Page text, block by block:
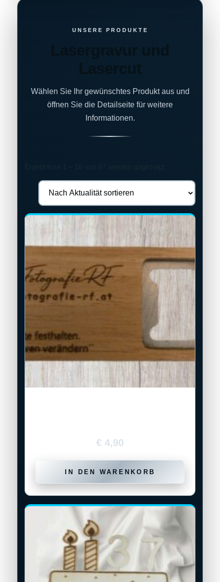
UNSERE PRODUKTE
Lasergravur und
Wählen Sie Ihr gewünschtes Produkt aus und
öffnen Sie die Detailseite für weitere
Informationen.
Aktualität
€ 4,90
IN DEN WARENKORB